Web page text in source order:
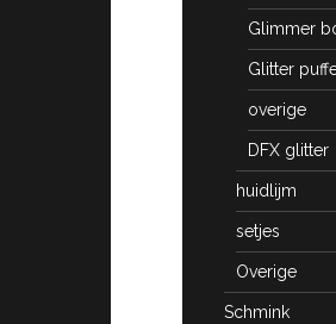
Glimmer
Glitter
overige
DFX glitter
huidlijm
setjes
Overige
Schmink